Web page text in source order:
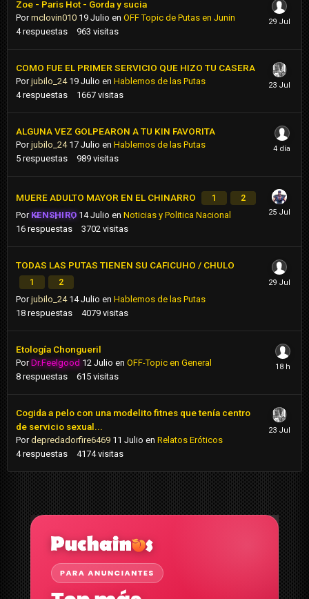
Zoe - Paris Hot - Gorda y sucia
Pormclovin010 19 Julio en OFF Topic de Putas en Junin
4 respuestas 963 visitas
COMO FUE EL PRIMER SERVICIO QUE HIZO TU CASERA
Porjubilo_24 19 Julio en Hablemos de las Putas
4 respuestas 1667 visitas
ALGUNA VEZ GOLPEARON A TU KIN FAVORITA
Porjubilo_24 17 Julio en Hablemos de las Putas
5 respuestas 989 visitas
MUERE ADULTO MAYOR EN EL CHINARRO 1 2
Por KENSHIRO 14 Julio enNoticias y Politica Nacional
16 respuestas 3702 visitas
TODAS LAS PUTAS TIENEN SU CAFICUHO / CHULO
1 2
Porjubilo_24 14 Julio en Hablemos de las Putas
18 respuestas 4079 visitas
Etología Chongueril
PorDr.Feelgood 12 Julio en OFF-Topic en General
8 respuestas 615 visitas
Cogida a pelo con una modelito fitnes que tenía centro
de servicio sexual...
Pordepredadorfire6469 11 Julio en Relatos Eróticos
4 respuestas 4174 visitas